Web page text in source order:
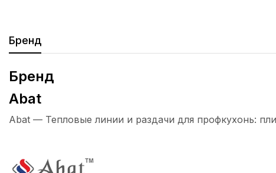
Бренд
Бренд
Abat
Abat — Тепловые линии и раздачи для профкухонь: